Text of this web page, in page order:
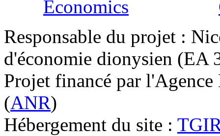
Responsable du projet :
d'économie dionysien
Projet financé par l'Agence
(ANR)
Hébergement du site :